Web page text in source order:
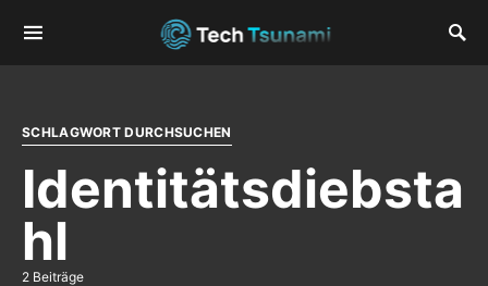
SCHLAGWORT DURCHSUCHEN
Identitätsdiebsta
hl
2 Beiträge